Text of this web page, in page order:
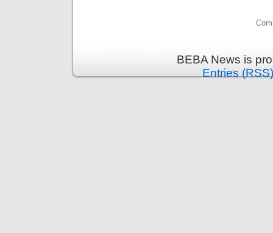
BEBA News is
Entries (RSS)